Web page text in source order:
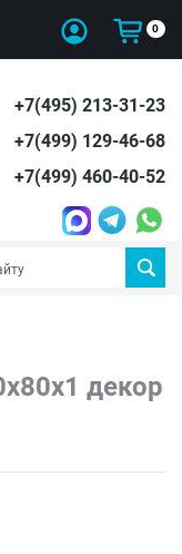
0
+7(495) 213-31-23
+7(499) 129-46-68
+7(499) 460-40-52
декор